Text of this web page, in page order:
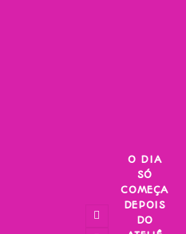
O DIA
SÓ
COMEÇA
DEPOIS
DO